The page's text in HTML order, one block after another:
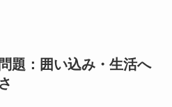
題：囲い込み・生活へ